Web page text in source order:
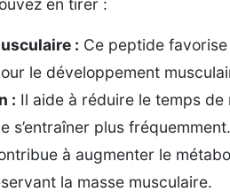
en tirer :
: Ce peptide
le développement
: Il aide à réduire le temps
s’entraîner plus fréquemment.
à augmenter le
la masse musculaire.